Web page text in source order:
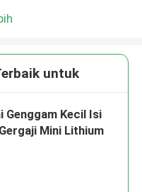
untuk
Genggam Kecil Isi
Mini Lithium